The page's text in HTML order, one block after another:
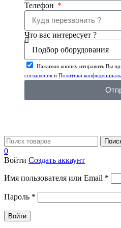
Телефон
Что вас интересует ?
Нажимая кнопку отправить Вы
соглашения и Политики
0
Войти Создать аккаунт
Имя пользователя или Email *
Пароль *
Войти